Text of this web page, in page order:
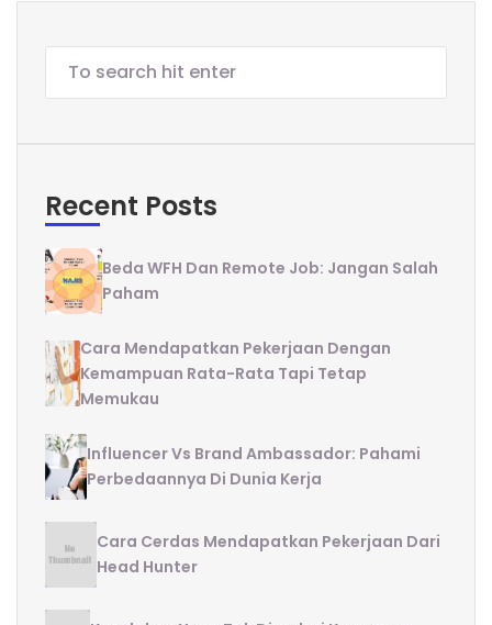
Recent Posts
Beda WFH Dan Remote Job: Jangan Salah
Paham
Cara Mendapatkan Pekerjaan Dengan
Kemampuan Rata-Rata Tapi Tetap
Memukau
Influencer Vs Brand Ambassador: Pahami
Perbedaannya Di Dunia Kerja
Cara Cerdas Mendapatkan Pekerjaan Dari
Head Hunter